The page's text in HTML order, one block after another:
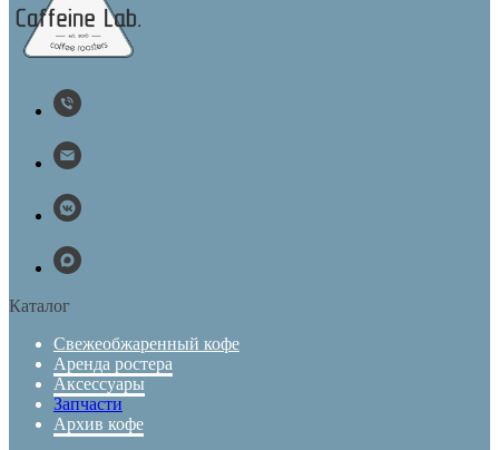
Каталог
Свежеобжаренный кофе
Аренда ростера
Аксессуары
Запчасти
Архив кофе